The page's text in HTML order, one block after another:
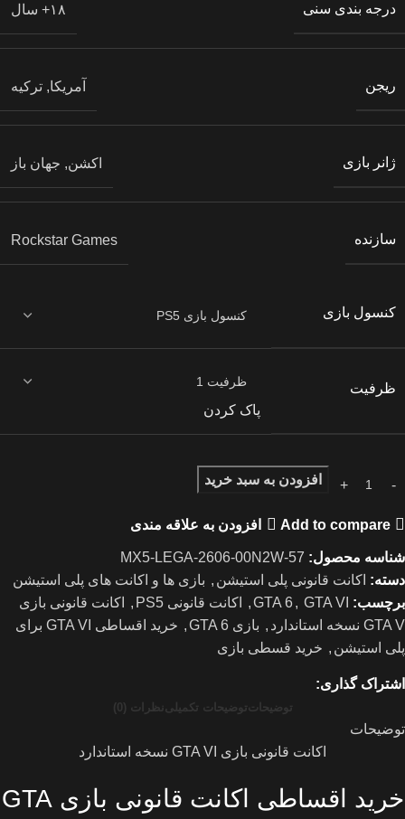
درجه بندی سنی ۱۸+ سال
ریجن آمریکا, ترکیه
ژانر بازی اکشن, جهان باز
سازنده Rockstar Games
کنسول بازی
ظرفیت
پاک کردن
افزودن به سبد خرید
Add to compare افزودن به علاقه مندی
شناسه محصول: MX5-LEGA-2606-00N2W-57
دسته: اکانت قانونی پلی استیشن , بازی ها و اکانت های پلی استیشن
برچسب:
GTA 6, GTA VI
, اکانت قانونی PS5 ,
اکانت قانونی بازی
GTA V نسخه استاندارد
, بازی GTA 6 ,
خرید اقساطی GTA VI برای
پلی استیشن , خرید قسطی بازی
اشتراک گذاری:
توضیحاتتوضیحات تکمیلینظرات (0)
توضیحات
اکانت قانونی بازی GTA VI نسخه استاندارد
خرید اقساطی اکانت قانونی بازی GTA